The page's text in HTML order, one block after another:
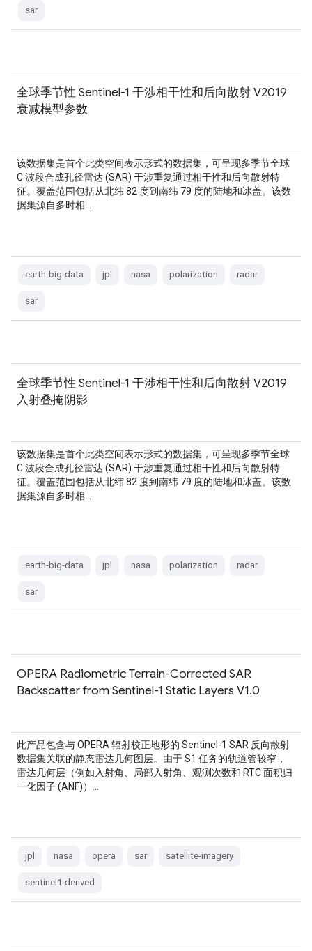
sar
全球季节性 Sentinel-1 干涉相干性和后向散射 V2019
衰减模型参数
该数据集是首个此类空间表示形式的数据集，可呈现多季节全球
C 波段合成孔径雷达 (SAR) 干涉重复通过相干性和后向散射特
征。覆盖范围包括从北纬 82 度到南纬 79 度的陆地和冰盖。该数
据集源自多时相…
earth-big-data jpl nasa polarization radar
sar
全球季节性 Sentinel-1 干涉相干性和后向散射 V2019
入射叠掩阴影
该数据集是首个此类空间表示形式的数据集，可呈现多季节全球
C 波段合成孔径雷达 (SAR) 干涉重复通过相干性和后向散射特
征。覆盖范围包括从北纬 82 度到南纬 79 度的陆地和冰盖。该数
据集源自多时相…
earth-big-data jpl nasa polarization radar
sar
OPERA Radiometric Terrain-Corrected SAR
Backscatter from Sentinel-1 Static Layers V1.0
此产品包含与 OPERA 辐射校正地形的 Sentinel-1 SAR 反向散射
数据集关联的静态雷达几何图层。由于 S1 任务的轨道管较窄，
雷达几何层（例如入射角、局部入射角、观测次数和 RTC 面积归
一化因子 (ANF)）…
jpl nasa opera sar satellite-imagery
sentinel1-derived